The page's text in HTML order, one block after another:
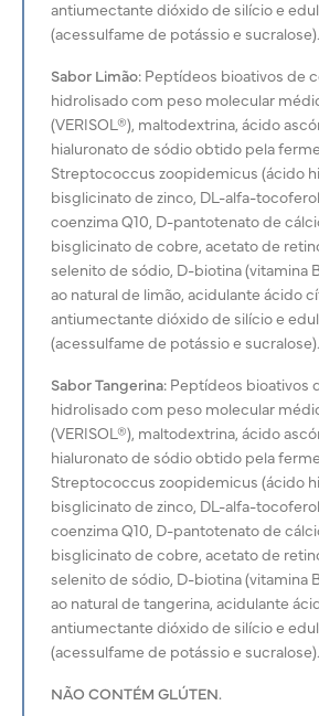
antiumectante dióxido de silício e
(acessulfame de potássio e sucralose).
Sabor Limão:Peptídeos bioativos de
hidrolisado com peso molecular
(VERISOL®), maltodextrina, ácido
hialuronato de sódio obtido pela
Streptococcus zoopidemicus (ácido
bisglicinato de zinco, DL-alfa-
coenzima Q10, D-pantotenato de
bisglicinato de cobre, acetato de
selenito de sódio, D-biotina (vitamina
ao natural de limão, acidulante ácido
antiumectante dióxido de silício e
(acessulfame de potássio e sucralose).
Sabor Tangerina:Peptídeos bioativos
hidrolisado com peso molecular
(VERISOL®), maltodextrina, ácido
hialuronato de sódio obtido pela
Streptococcus zoopidemicus (ácido
bisglicinato de zinco, DL-alfa-
coenzima Q10, D-pantotenato de
bisglicinato de cobre, acetato de
selenito de sódio, D-biotina (vitamina
ao natural de tangerina, acidulante
antiumectante dióxido de silício e
(acessulfame de potássio e sucralose).
NÃO CONTÉM GLÚTEN.